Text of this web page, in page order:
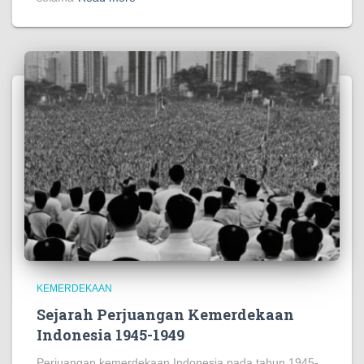
https://reference.halotekno.id/
https://foundation.ekomikocandles.com/
https://costumers.kriarvikoncepts.com/
https://kesatuan.pafikecciagel.org/
https://kesatuan.pafikecciagel.org/
https://crown.wolschwatches.com/
https://units.foodinhardtimes.org/
https://stock.pictureswithoutink.org/
https://surface.pafitr.org/
https://home.sizevil.com/
KEMERDEKAAN
Sejarah Perjuangan Kemerdekaan
Indonesia 1945-1949